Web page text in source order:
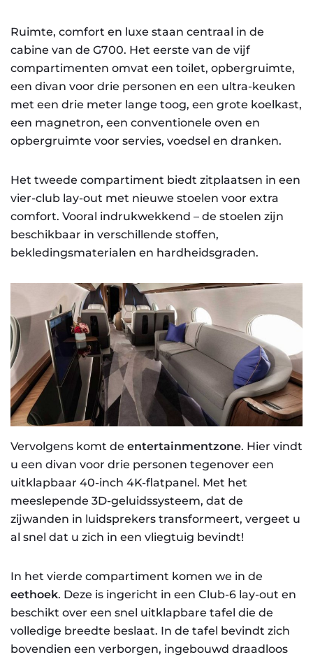
Ruimte, comfort en luxe staan centraal in de
cabine van de G700. Het eerste van de vijf
compartimenten omvat een toilet, opbergruimte,
een divan voor drie personen en een ultra-keuken
met een drie meter lange toog, een grote koelkast,
een magnetron, een conventionele oven en
opbergruimte voor servies, voedsel en dranken.
Het tweede compartiment biedt zitplaatsen in een
vier-club lay-out met nieuwe stoelen voor extra
comfort. Vooral indrukwekkend – de stoelen zijn
beschikbaar in verschillende stoffen,
bekledingsmaterialen en hardheidsgraden.
Vervolgens komt de entertainmentzone. Hier vindt
u een divan voor drie personen tegenover een
uitklapbaar 40-inch 4K-flatpanel. Met het
meeslepende 3D-geluidssysteem, dat de
zijwanden in luidsprekers transformeert, vergeet u
al snel dat u zich in een vliegtuig bevindt!
In het vierde compartiment komen we in de
eethoek. Deze is ingericht in een Club-6 lay-out en
beschikt over een snel uitklapbare tafel die de
volledige breedte beslaat. In de tafel bevindt zich
bovendien een verborgen, ingebouwd draadloos